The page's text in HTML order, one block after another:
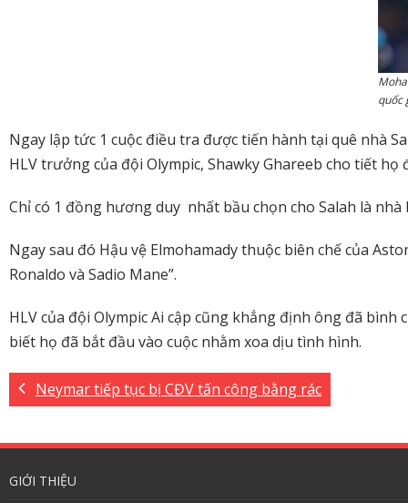
quốc
Ngay lập tức 1 cuộc điều tra được tiến hành tại quê nhà
HLV trưởng của đội Olympic, Shawky Ghareeb cho tiết
Chỉ có 1 đồng hương duy nhất bầu chọn cho Salah là
Ngay sau đó Hậu vệ Elmohamady thuộc biên chế của
Ronaldo và Sadio Mane”.
HLV của đội Olympic Ai cập cũng khẳng định ông đã
biết họ đã bắt đầu vào cuộc nhằm xoa dịu tình hình.
Neymar tiếp tục bị CĐV tấn công bằng rác
GIỚI THIỆU